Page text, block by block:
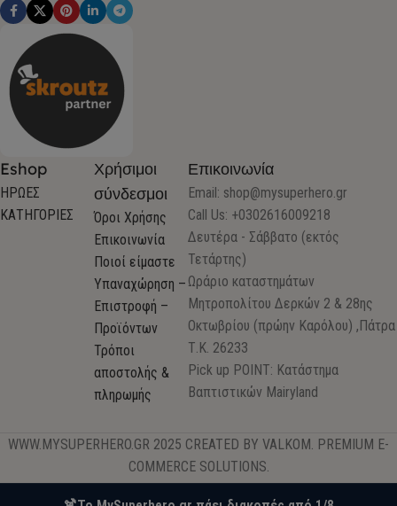
Eshop
ΗΡΩΕΣ
ΚΑΤΗΓΟΡΙΕΣ
Χρήσιμοι
σύνδεσμοι
Όροι Χρήσης
Επικοινωνία
Ποιοί είμαστε
Υπαναχώρηση –
Επιστροφή –
Προϊόντων
Τρόποι
αποστολής &
πληρωμής
Επικοινωνία
Email: shop@mysuperhero.gr
Call Us: +0302616009218
Δευτέρα - Σάββατο (εκτός
Τετάρτης)
Ωράριο καταστημάτων
Μητροπολίτου Δερκών 2 & 28ης
Οκτωβρίου (πρώην Καρόλου) ,Πάτρα
Τ.Κ. 26233
Pick up POINT: Κατάστημα
Βαπτιστικών Mairyland
WWW.MYSUPERHERO.GR 2025 CREATED BY VALKOM. PREMIUM E-
COMMERCE SOLUTIONS.